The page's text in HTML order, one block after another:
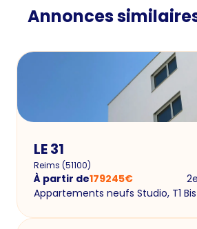
Annonces
LE 31
Reims (51100)
À partir de179245€
Appartements neufs Studio, T1